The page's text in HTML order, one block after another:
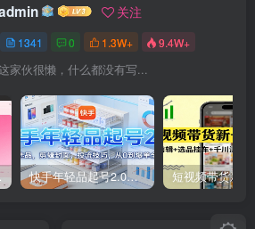
关注
1341 0 1.3W+ 9.4W+
家伙很懒，什么都没有写...
零成本变现 快手年轻品起号2.0：养号选品，剪辑封面，投流技巧，从0到爆单全流程